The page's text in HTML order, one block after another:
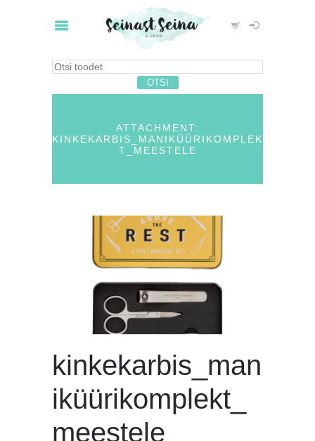
ATTACHMENT:
KINKEKARBIS_MANIKÜÜRIKOMPLEK
T_MEESTELE
kinkekarbis_man
iküürikomplekt_
meestele